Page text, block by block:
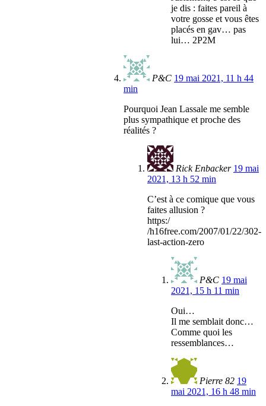
je dis : faites pareil à
votre gosse et vous êtes
placés en gav… pas
lui… 2P2M
P&C 19 mai 2021, 11 h 44
min
Pourquoi Jean Lassale me semble
plus sympathique et proche des
réalités ?
Rick Enbacker 19 mai
2021, 13 h 52 min
C’est à ce comique que vous
faites allusion ?
https:/
/h16free.com/2007/01/22/302-
last-action-zero
P&C 19 mai
2021, 15 h 11 min
Oui…
Il me semblait donc…
Comme quoi les
ressemblances…
Pierre 82 19
mai 2021, 16 h 48 min